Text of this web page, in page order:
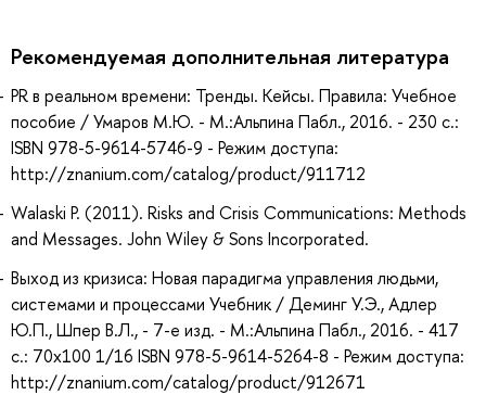
Рекомендуемая дополнительная литература
PR в реальном времени: Тренды. Кейсы. Правила: Учебное
пособие / Умаров М.Ю. - М.:Альпина Пабл., 2016. - 230 с.:
ISBN 978-5-9614-5746-9 - Режим доступа:
http://znanium.com/catalog/product/911712
Walaski P. (2011). Risks and Crisis Communications: Methods
and Messages. John Wiley & Sons Incorporated.
Выход из кризиса: Новая парадигма управления людьми,
системами и процессами Учебник / Деминг У.Э., Адлер
Ю.П., Шпер В.Л., - 7-е изд. - М.:Альпина Пабл., 2016. - 417
с.: 70x100 1/16 ISBN 978-5-9614-5264-8 - Режим доступа:
http://znanium.com/catalog/product/912671